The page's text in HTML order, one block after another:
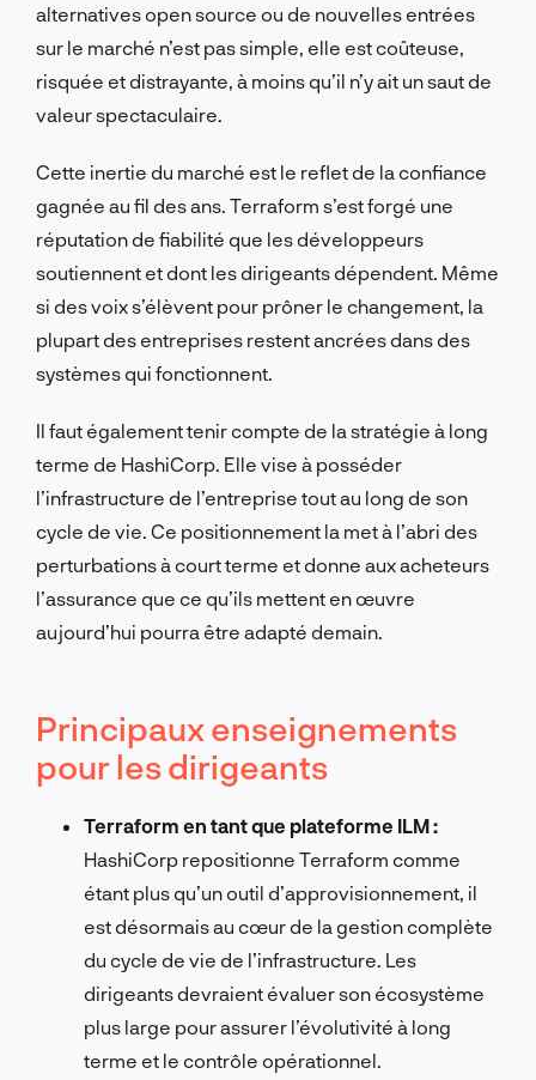
alternatives open source ou de nouvelles entrées
sur le marché n’est pas simple, elle est coûteuse,
risquée et distrayante, à moins qu’il n’y ait un saut de
valeur spectaculaire.
Cette inertie du marché est le reflet de la confiance
gagnée au fil des ans. Terraform s’est forgé une
réputation de fiabilité que les développeurs
soutiennent et dont les dirigeants dépendent. Même
si des voix s’élèvent pour prôner le changement, la
plupart des entreprises restent ancrées dans des
systèmes qui fonctionnent.
Il faut également tenir compte de la stratégie à long
terme de HashiCorp. Elle vise à posséder
l’infrastructure de l’entreprise tout au long de son
cycle de vie. Ce positionnement la met à l’abri des
perturbations à court terme et donne aux acheteurs
l’assurance que ce qu’ils mettent en œuvre
aujourd’hui pourra être adapté demain.
Principaux enseignements
pour les dirigeants
Terraform en tant que plateforme ILM :
HashiCorp repositionne Terraform comme
étant plus qu’un outil d’approvisionnement, il
est désormais au cœur de la gestion complète
du cycle de vie de l’infrastructure. Les
dirigeants devraient évaluer son écosystème
plus large pour assurer l’évolutivité à long
terme et le contrôle opérationnel.